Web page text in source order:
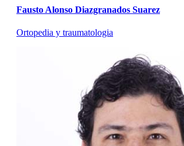
Fausto Alonso Diazgranados Suarez
Ortopedia y traumatologia